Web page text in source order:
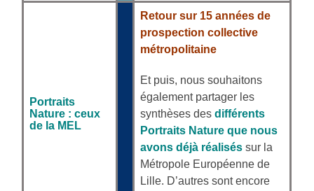
Portraits
Nature : ceux
de la MEL
Retour sur 15 années de
prospection collective
métropolitaine
Et puis, nous souhaitons
également partager les
synthèses des différents
Portraits Nature que nous
avons déjà réalisés sur la
Métropole Européenne de
Lille. D’autres sont encore